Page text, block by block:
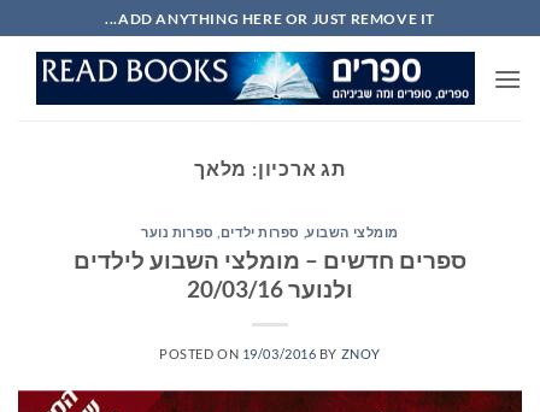
to
content
ADD ANYTHING HERE OR JUST REMOVE IT...
תג ארכיון: מלאך
מומלצי השבוע, ספרות ילדים ספרות נוער
ספרים חדשים – מומלצי השבוע לילדים
ולנוער 20/03/16
POSTED ON 19/03/2016 BY ZNOY